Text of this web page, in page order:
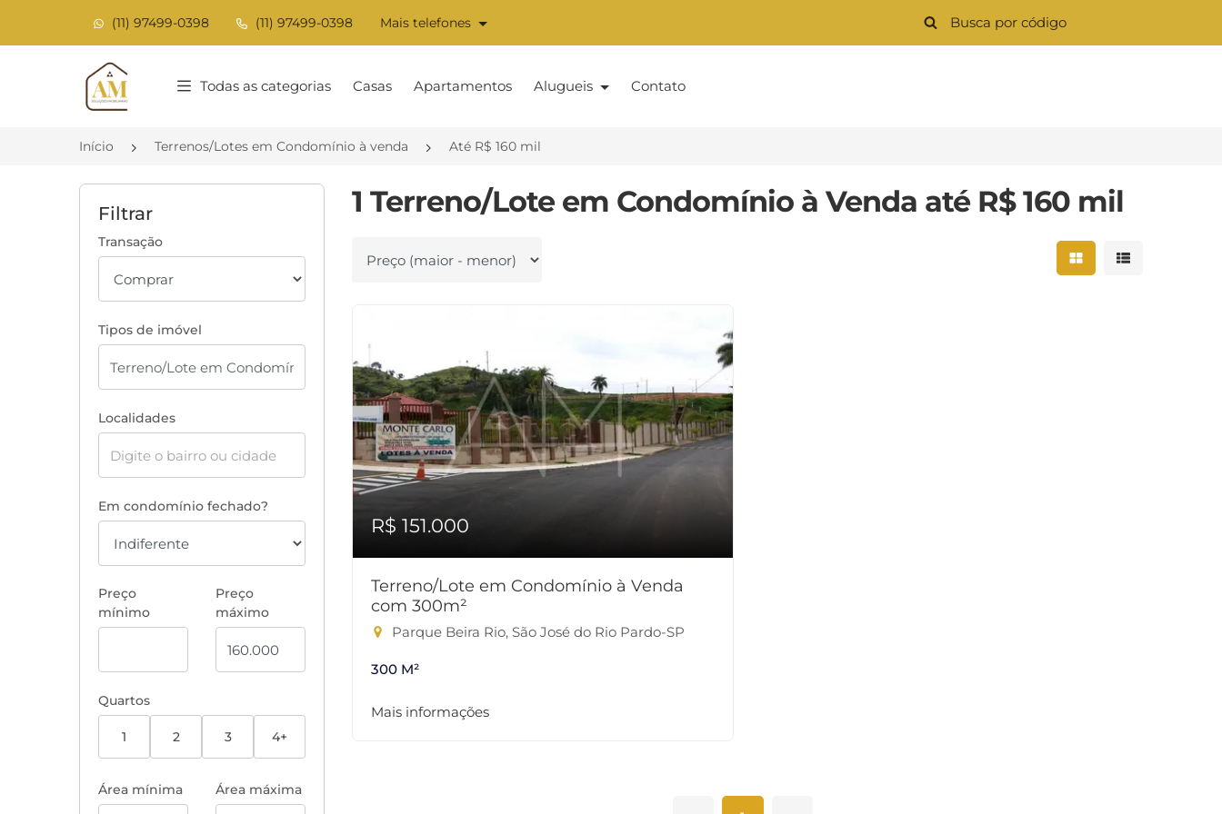
(11) 97499-0398 (11) 97499-0398 Mais telefones
Página inicial
Todas as categorias Casas Apartamentos Alugueis Contato
Início Terrenos/Lotes em Condomínio à venda Até R$ 160 mil
Filtrar
Transação
Tipos de imóvel
Localidades
Em condomínio fechado?
Preço
mínimo
Preço
máximo
Quartos
1 2 3 4+
Área mínima Área máxima
1 Terreno/Lote em Condomínio à Venda até R$ 160 mil
Ordenar por Mostrar resultados
Mostrar
R$ 151.000
Terreno/Lote em Condomínio à Venda
com 300m²
Parque Beira Rio, São José do Rio Pardo-SP
300 M²
Mais informações